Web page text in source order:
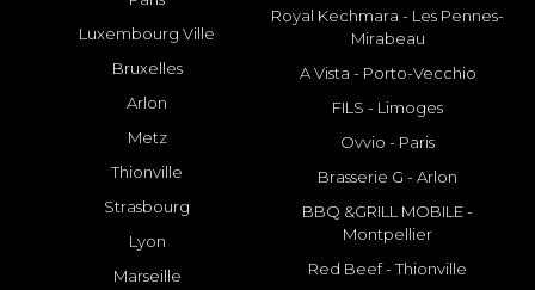
Luxembourg Ville
Bruxelles
Arlon
Metz
Thionville
Strasbourg
Lyon
Marseille
Royal Kechmara - Les Pennes-
Mirabeau
A Vista - Porto-Vecchio
FILS - Limoges
Ovvio - Paris
Brasserie G - Arlon
BBQ &GRILL MOBILE -
Montpellier
Red Beef - Thionville